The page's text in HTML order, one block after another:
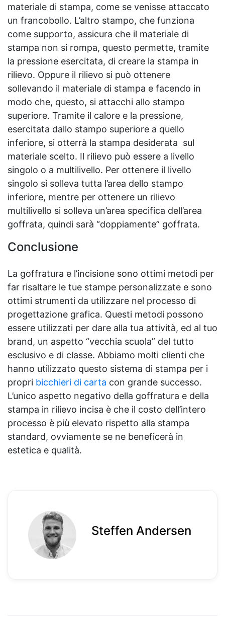
materiale di stampa, come se venisse attaccato
un francobollo. L’altro stampo, che funziona
come supporto, assicura che il materiale di
stampa non si rompa, questo permette, tramite
la pressione esercitata, di creare la stampa in
rilievo. Oppure il rilievo si può ottenere
sollevando il materiale di stampa e facendo in
modo che, questo, si attacchi allo stampo
superiore. Tramite il calore e la pressione,
esercitata dallo stampo superiore a quello
inferiore, si otterrà la stampa desiderata sul
materiale scelto. Il rilievo può essere a livello
singolo o a multilivello. Per ottenere il livello
singolo si solleva tutta l’area dello stampo
inferiore, mentre per ottenere un rilievo
multilivello si solleva un’area specifica dell’area
goffrata, quindi sarà “doppiamente” goffrata.
Conclusione
La goffratura e l’incisione sono ottimi metodi per
far risaltare le tue stampe personalizzate e sono
ottimi strumenti da utilizzare nel processo di
progettazione grafica. Questi metodi possono
essere utilizzati per dare alla tua attività, ed al tuo
brand, un aspetto “vecchia scuola” del tutto
esclusivo e di classe. Abbiamo molti clienti che
hanno utilizzato questo sistema di stampa per i
propri bicchieri di carta con grande successo.
L’unico aspetto negativo della goffratura e della
stampa in rilievo incisa è che il costo dell’intero
processo è più elevato rispetto alla stampa
standard, ovviamente se ne beneficerà in
estetica e qualità.
Steffen Andersen